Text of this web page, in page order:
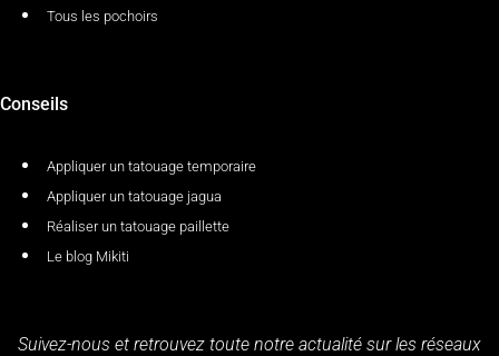
Tous les pochoirs
Conseils
Appliquer un tatouage temporaire
Appliquer un tatouage jagua
Réaliser un tatouage paillette
Le blog Mikiti
Suivez-nous et retrouvez toute notre actualité sur les réseaux